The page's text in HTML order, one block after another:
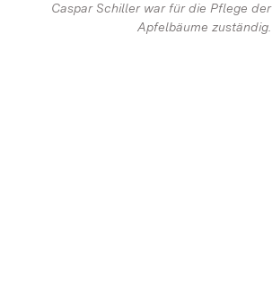
Caspar Schiller war für die Pflege der
Apfelbäume zuständig.